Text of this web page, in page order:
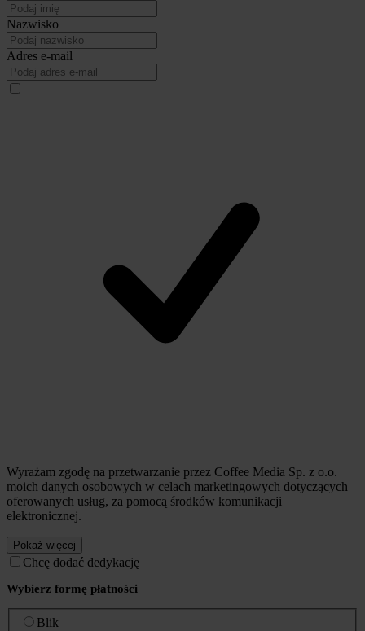
Nazwisko
Adres e-mail
Wyrażam zgodę na przetwarzanie przez Coffee Media Sp. z o.o.
moich danych osobowych w celach marketingowych dotyczących
oferowanych usług, za pomocą środków komunikacji
elektronicznej.
Pokaż więcej
Chcę dodać dedykację
Wybierz formę płatności
Blik